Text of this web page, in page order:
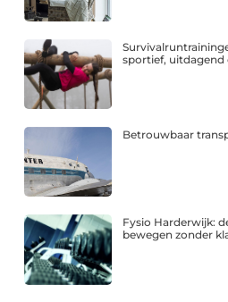
sportief, uitdagend
Betrouwbaar
Fysio Harderwijk:
bewegen zonder